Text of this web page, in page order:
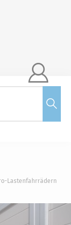

Lastenfahrrädern